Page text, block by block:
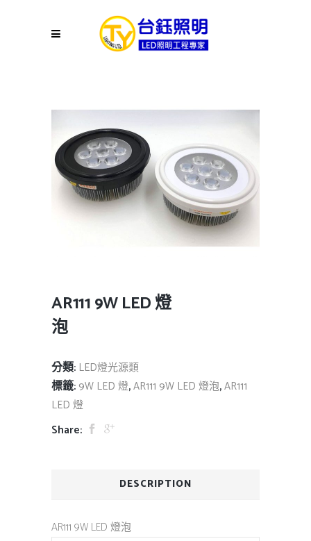
AR111 9W LED 燈
泡
分類: LED燈光源類
標籤: 9W LED 燈,AR111 9W LED 燈泡,AR111
LED 燈
Share:
DESCRIPTION
AR111 9W LED 燈泡